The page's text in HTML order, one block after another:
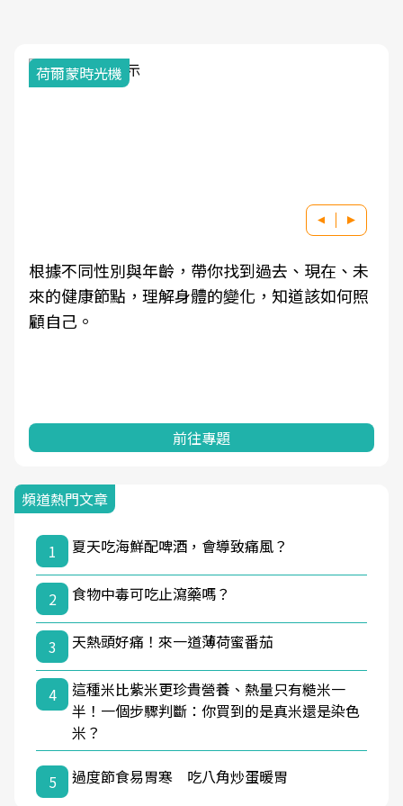
荷爾蒙時光機
根據不同性別與年齡，帶你找到過去、現在、未
來的健康節點，理解身體的變化，知道該如何照
顧自己。
前往專題
頻道熱門文章
1 夏天吃海鮮配啤酒，會導致痛風？
2 食物中毒可吃止瀉藥嗎？
3 天熱頭好痛！來一道薄荷蜜番茄
4
這種米比紫米更珍貴營養、熱量只有糙米一
半！一個步驟判斷：你買到的是真米還是染色
米？
5 過度節食易胃寒 吃八角炒蛋暖胃